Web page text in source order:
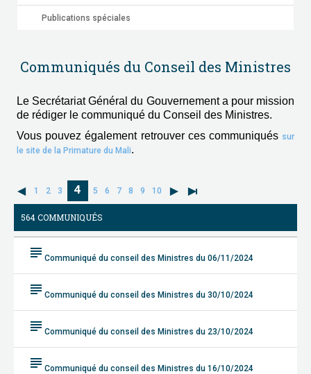
Publications spéciales
Communiqués du Conseil des Ministres
Le Secrétariat Général du Gouvernement a pour mission
de rédiger le communiqué du Conseil des Ministres.
Vous pouvez également retrouver ces communiqués sur
le site de la Primature du Mali.
1 2 3 4 5 6 7 8 9 10
564 COMMUNIQUÉS
subject Communiqué du conseil des Ministres du 06/11/2024
subject Communiqué du conseil des Ministres du 30/10/2024
subject Communiqué du conseil des Ministres du 23/10/2024
subject Communiqué du conseil des Ministres du 16/10/2024